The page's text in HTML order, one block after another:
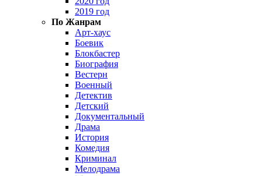
2019 год
По Жанрам
Арт-хаус
Боевик
Блокбастер
Биография
Вестерн
Военный
Детектив
Детский
Документальный
Драма
История
Комедия
Криминал
Мелодрама